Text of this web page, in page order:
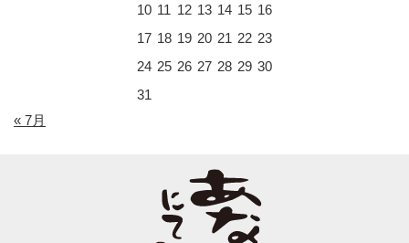
10 11 12 13 14 15 16
17 18 19 20 21 22 23
24 25 26 27 28 29 30
31
« 7月